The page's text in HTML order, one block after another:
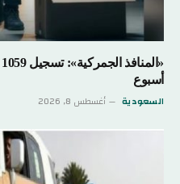
أسبوع
السعودية أغسطس 8, 2026